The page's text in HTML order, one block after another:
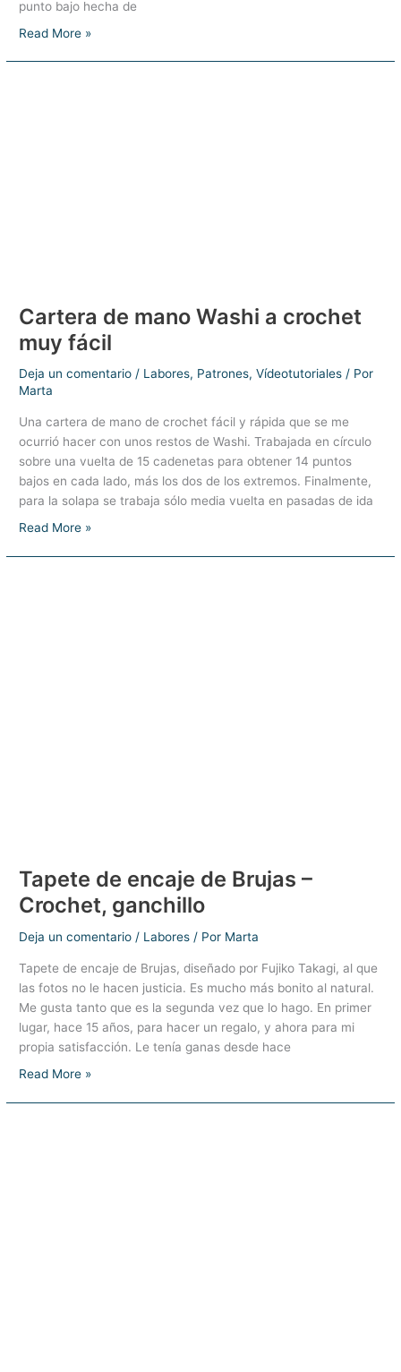
punto bajo hecha de
Manta-
Read More »
Cartera de mano Washi a crochet
muy fácil
Deja un comentario / Labores, Patrones,Vídeotutoriales / Por
Marta
Una cartera de mano de crochet fácil y rápida que se me
ocurrió hacer con unos restos de Washi. Trabajada en círculo
sobre una vuelta de 15 cadenetas para obtener 14 puntos
bajos en cada lado, más los dos de los extremos. Finalmente,
para la solapa se trabaja sólo media vuelta en pasadas de ida
Cartera
Read More »
Tapete de encaje de Brujas –
Crochet, ganchillo
Deja un comentario / Labores / Por Marta
Tapete de encaje de Brujas, diseñado por Fujiko Takagi, al que
las fotos no le hacen justicia. Es mucho más bonito al natural.
Me gusta tanto que es la segunda vez que lo hago. En primer
lugar, hace 15 años, para hacer un regalo, y ahora para mi
propia satisfacción. Le tenía ganas desde hace
Tapete
Read More »